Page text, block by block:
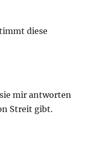
diese
mir antworten
Streit gibt.